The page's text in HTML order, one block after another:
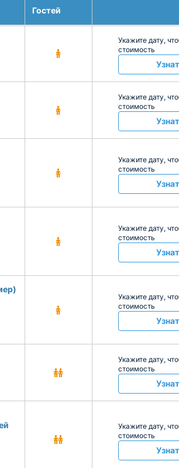
Гостей
Укажите дату,
стоимость
Укажите дату,
стоимость
Укажите дату,
стоимость
Укажите дату,
стоимость
Укажите дату,
стоимость
Укажите дату,
стоимость
Укажите дату,
стоимость